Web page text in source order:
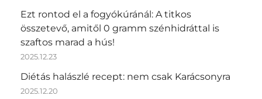
Ezt rontod el a fogyókúránál: A titkos
összetevő, amitől 0 gramm szénhidráttal is
szaftos marad a hús!
2025.12.23
Diétás halászlé recept: nem csak Karácsonyra
2025.12.20